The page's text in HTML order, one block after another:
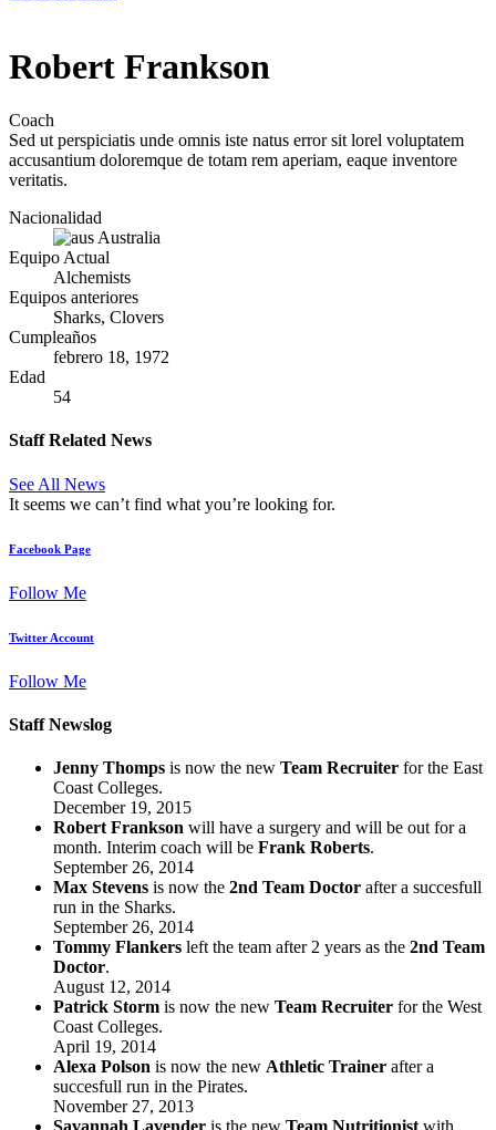
Robert Frankson
Coach
Sed ut perspiciatis unde omnis iste natus error sit lorel voluptatem
accusantium doloremque de totam rem aperiam, eaque inventore
veritatis.
Nacionalidad
Australia
Equipo Actual
Alchemists
Equipos anteriores
Sharks, Clovers
Cumpleaños
febrero 18, 1972
Edad
54
Staff Related News
See All News
It seems we can’t find what you’re looking for.
Facebook Page
Follow Me
Twitter Account
Follow Me
Staff Newslog
Jenny Thomps is now the new Team Recruiter for the East
Coast Colleges.
December 19, 2015
Robert Frankson will have a surgery and will be out for a
month. Interim coach will be Frank Roberts.
September 26, 2014
Max Stevens is now the 2nd Team Doctor after a succesfull
run in the Sharks.
September 26, 2014
Tommy Flankers left the team after 2 years as the 2nd Team
Doctor.
August 12, 2014
Patrick Storm is now the new Team Recruiter for the West
Coast Colleges.
April 19, 2014
Alexa Polson is now the new Athletic Trainer after a
succesfull run in the Pirates.
November 27, 2013
Savannah Lavender is the new Team Nutritionist with